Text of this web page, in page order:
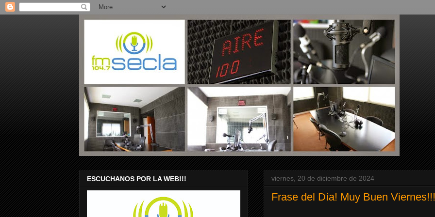
viernes, 20 de diciembre de 2024
Frase del Día! Muy Buen Viernes!!!
ESCUCHANOS POR LA WEB!!!